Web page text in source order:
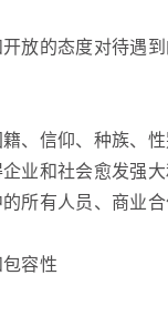
放的态度对待遇到
、信仰、种族、
业和社会愈发强
所有人员、商业
容性